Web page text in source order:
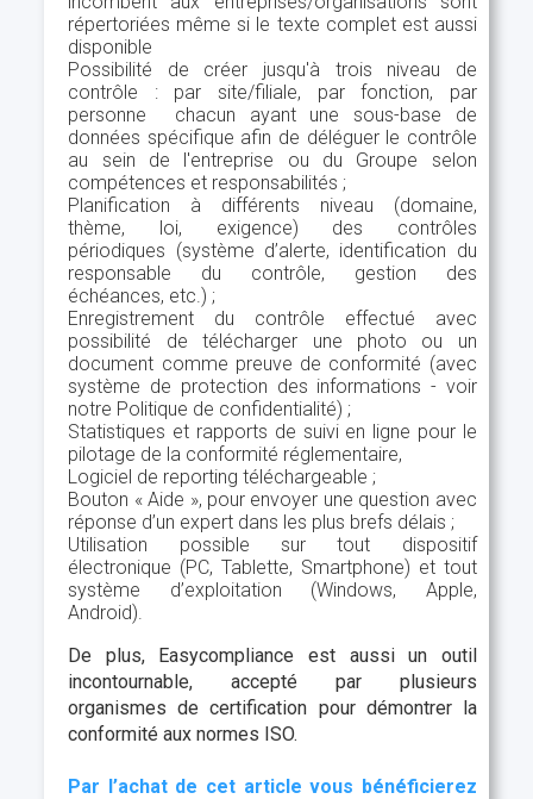
répertoriées même si le texte complet est aussi
disponible
Possibilité de créer jusqu'à trois niveau de
contrôle : par site/filiale, par fonction, par
personne chacun ayant une sous-base de
données spécifique afin de déléguer le contrôle
au sein de l'entreprise ou du Groupe selon
compétences et responsabilités ;
Planification à différents niveau (domaine,
thème, loi, exigence) des contrôles
périodiques (système d’alerte, identification du
responsable du contrôle, gestion des
échéances, etc.) ;
Enregistrement du contrôle effectué avec
possibilité de télécharger une photo ou un
document comme preuve de conformité (avec
système de protection des informations - voir
notre Politique de confidentialité) ;
Statistiques et rapports de suivi en ligne pour le
pilotage de la conformité réglementaire,
Logiciel de reporting téléchargeable ;
Bouton « Aide », pour envoyer une question avec
réponse d’un expert dans les plus brefs délais ;
Utilisation possible sur tout dispositif
électronique (PC, Tablette, Smartphone) et tout
système d’exploitation (Windows, Apple,
Android).
De plus, Easycompliance est aussi un outil
incontournable, accepté par plusieurs
organismes de certification pour démontrer la
conformité aux normes ISO.
Par l’achat de cet article vous bénéficierez